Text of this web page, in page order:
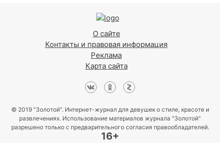
О сайте
Контакты и правовая информация
Реклама
Карта сайта
© 2019 "Золотой". Интернет-журнал для девушек о стиле, красоте и
развлечениях. Использование материалов журнала "Золотой"
разрешено только с предварительного согласия правообладателей.
16+